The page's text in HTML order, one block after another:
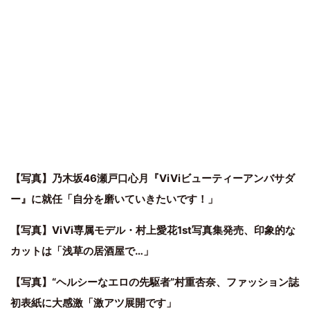
【写真】乃木坂46瀬戸口心月『ViViビューティーアンバサダ
ー』に就任「自分を磨いていきたいです！」
【写真】ViVi専属モデル・村上愛花1st写真集発売、印象的な
カットは「浅草の居酒屋で…」
【写真】“ヘルシーなエロの先駆者”村重杏奈、ファッション誌
初表紙に大感激「激アツ展開です」